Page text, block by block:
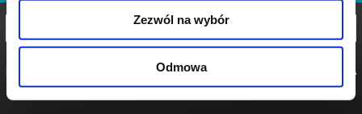
Zezwól na wybór
Odmowa
POLITYKA
POLITYKA